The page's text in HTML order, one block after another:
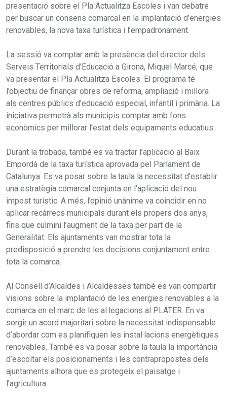
presentació sobre el Pla Actualitza Escoles i van debatre
per buscar un consens comarcal en la implantació d’energies
renovables, la nova taxa turística i l’empadronament.
La sessió va comptar amb la presència del director dels
Serveis Territorials d’Educació a Girona, Miquel Marcé, que
va presentar el Pla Actualitza Escoles. El programa té
l’objectiu de finançar obres de reforma, ampliació i millora
als centres públics d'educació especial, infantil i primària. La
iniciativa permetrà als municipis comptar amb fons
econòmics per millorar l’estat dels equipaments educatius.
Durant la trobada, també es va tractar l’aplicació al Baix
Empordà de la taxa turística aprovada pel Parlament de
Catalunya. Es va posar sobre la taula la necessitat d’establir
una estratègia comarcal conjunta en l’aplicació del nou
impost turístic. A més, l’opinió unànime va coincidir en no
aplicar recàrrecs municipals durant els propers dos anys,
fins que culmini l’augment de la taxa per part de la
Generalitat. Els ajuntaments van mostrar tota la
predisposició a prendre les decisions conjuntament entre
tota la comarca.
Al Consell d’Alcaldes i Alcaldesses també es van compartir
visions sobre la implantació de les energies renovables a la
comarca en el marc de les al·legacions al PLATER. En va
sorgir un acord majoritari sobre la necessitat indispensable
d’abordar com es planifiquen les instal·lacions energètiques
renovables. També es va posar sobre la taula la importància
d’escoltar els posicionaments i les contrapropostes dels
ajuntaments alhora que es protegeix el paisatge i
l’agricultura.